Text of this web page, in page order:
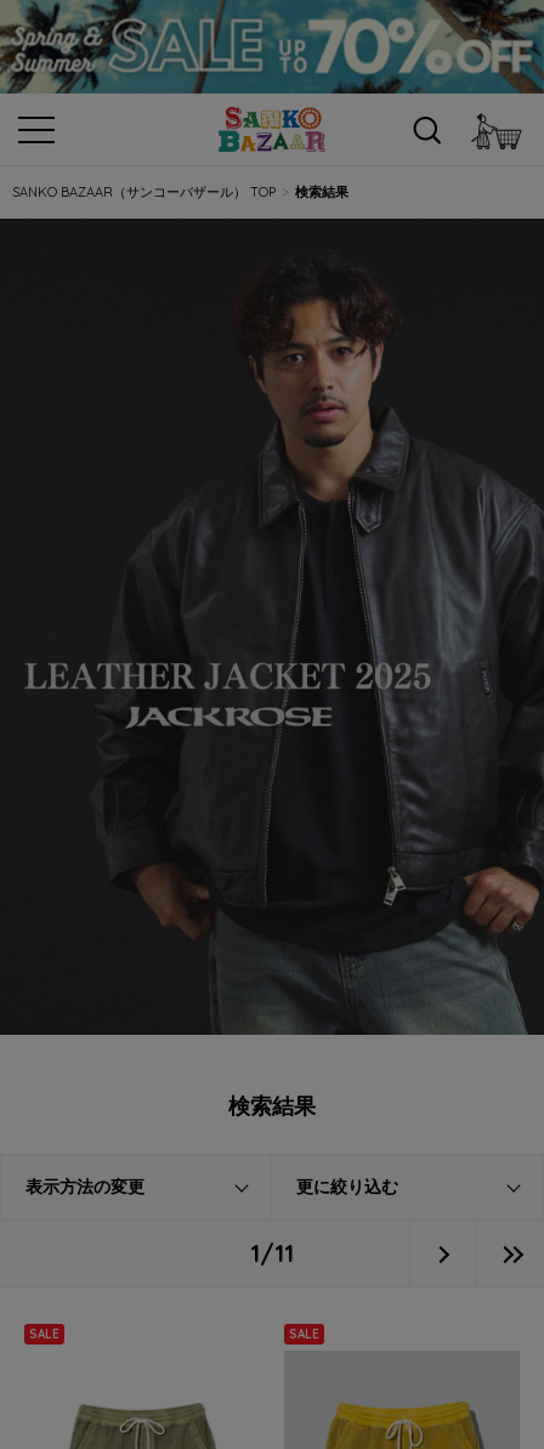
SANKO BAZAAR（サンコーバザール） TOP 検索結果
検索結果
表示方法の変更 更に絞り込む
1/11
SALE SALE